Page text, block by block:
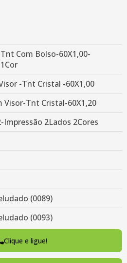
Com Bolso-60X1,00-
-Tnt Cristal -60X1,00
Visor-Tnt Cristal-60X1,20
2Lados 2Cores
(0089)
(0093)
30X30
Clique e ligue!